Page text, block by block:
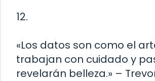
12.
«Los datos son como el
trabajan con cuidado y
revelarán belleza.» –